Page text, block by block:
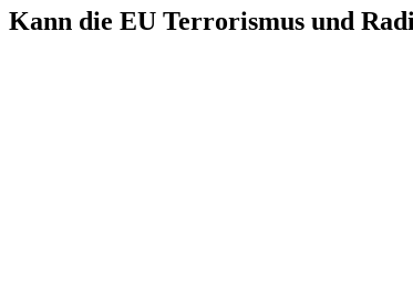
Kann die EU Terrorismus und